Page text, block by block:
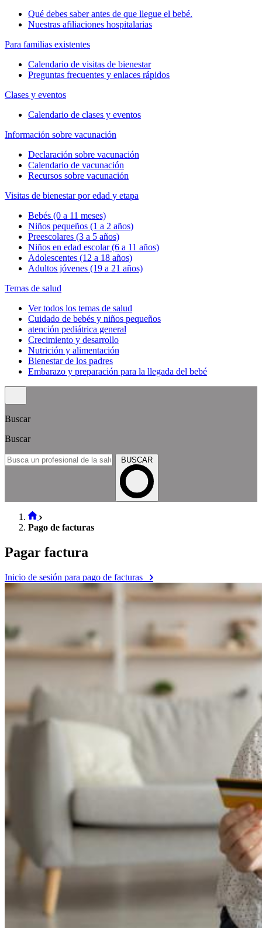
Qué debes saber antes de que llegue el bebé.
Nuestras afiliaciones hospitalarias
Para familias existentes
Calendario de visitas de bienestar
Preguntas frecuentes y enlaces rápidos
Clases y eventos
Calendario de clases y eventos
Información sobre vacunación
Declaración sobre vacunación
Calendario de vacunación
Recursos sobre vacunación
Visitas de bienestar por edad y etapa
Bebés (0 a 11 meses)
Niños pequeños (1 a 2 años)
Preescolares (3 a 5 años)
Niños en edad escolar (6 a 11 años)
Adolescentes (12 a 18 años)
Adultos jóvenes (19 a 21 años)
Temas de salud
Ver todos los temas de salud
Cuidado de bebés y niños pequeños
atención pediátrica general
Crecimiento y desarrollo
Nutrición y alimentación
Bienestar de los padres
Embarazo y preparación para la llegada del bebé
Buscar
Buscar
BUSCAR
Pago de facturas
Pagar factura
Inicio de sesión para pago de facturas